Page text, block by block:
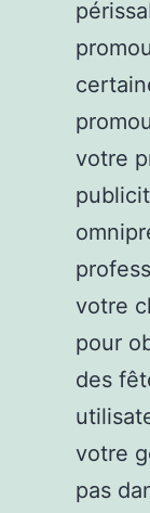
votre
votre
pour
des
votre
pas